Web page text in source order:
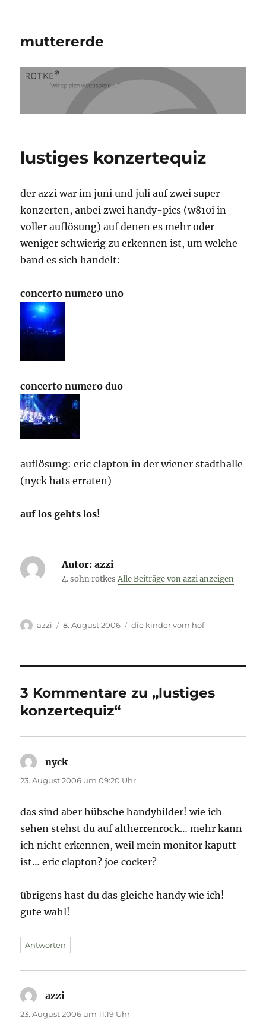
muttererde
lustiges konzertequiz
der azzi war im juni und juli auf zwei super
konzerten, anbei zwei handy-pics (w810i in
voller auflösung) auf denen es mehr oder
weniger schwierig zu erkennen ist, um welche
band es sich handelt:
concerto numero uno
concerto numero duo
auflösung: eric clapton in der wiener stadthalle
(nyck hats erraten)
auf los gehts los!
Autor: azzi
4. sohn rotkesAlle Beiträge von azzi anzeigen
Autor
azzi
Veröffentlicht
8. August 2006 Kategorien
die kinder vom hof
3 Kommentare zu „lustiges
konzertequiz“
nyck
23. August 2006 um 09:20 Uhr
das sind aber hübsche handybilder! wie ich
sehen stehst du auf altherrenrock… mehr kann
ich nicht erkennen, weil mein monitor kaputt
ist… eric clapton? joe cocker?
übrigens hast du das gleiche handy wie ich!
gute wahl!
Antworten
azzi
23. August 2006 um 11:19 Uhr